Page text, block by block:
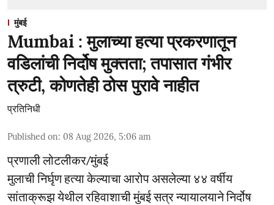
मुंबई
Mumbai : मुलाच्या हत्या प्रकरणातून
वडिलांची निर्दोष मुक्तता; तपासात गंभीर
त्रुटी, कोणतेही ठोस पुरावे नाहीत
प्रतिनिधी
Published on: 08 Aug 2026, 5:06 am
प्रणाली लोटलीकर/मुंबई
मुलाची निर्घृण हत्या केल्याचा आरोप असलेल्या ४४ वर्षीय
सांताक्रूझ येथील रहिवाशाची मुंबई सत्र न्यायालयाने निर्दोष